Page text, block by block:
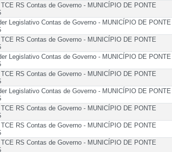
RS Contas de Governo - MUNICÍPIO DE PONTE
Legislativo Contas de Governo - MUNICÍPIO DE PONTE
RS Contas de Governo - MUNICÍPIO DE PONTE
Legislativo Contas de Governo - MUNICÍPIO DE PONTE
RS Contas de Governo - MUNICÍPIO DE PONTE
Legislativo Contas de Governo - MUNICÍPIO DE PONTE
RS Contas de Governo - MUNICÍPIO DE PONTE
RS Contas de Governo - MUNICÍPIO DE PONTE
RS Contas de Governo - MUNICÍPIO DE PONTE